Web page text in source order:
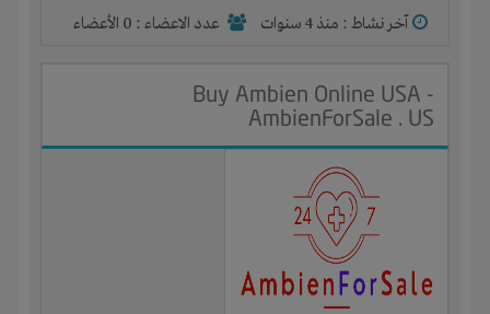
آخر نشاط : منذ 4 سنوات عدد الاعضاء : 0 الأعضاء
Buy Ambien Online USA -
AmbienForSale . US